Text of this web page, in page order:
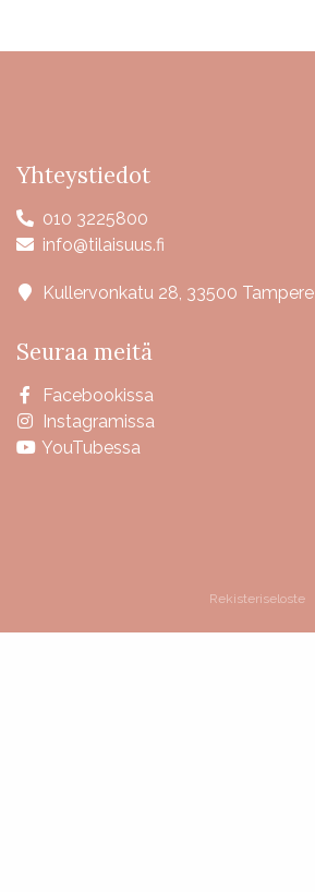
Yhteystiedot
010 3225800
info@tilaisuus.fi
Kullervonkatu 28, 33500 Tampere
Seuraa meitä
Facebookissa
Instagramissa
YouTubessa
Rekisteriseloste